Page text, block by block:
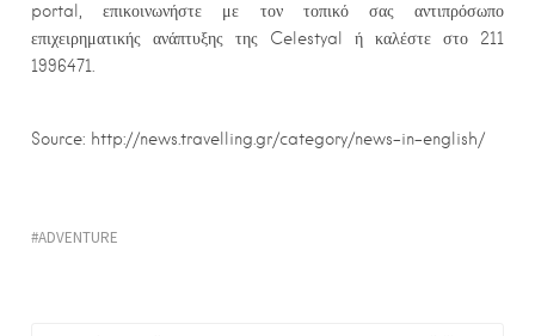
portal, επικοινωνήστε με τον τοπικό σας αντιπρόσωπο
επιχειρηματικής ανάπτυξης της Celestyal ή καλέστε στο 211
1996471.
Source: http://news.travelling.gr/category/news-in-english/
ADVENTURE